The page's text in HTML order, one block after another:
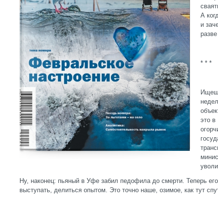
А
и
* * *
это в
Ну, наконец: пьяный в Уфе забил педофила до смерти. Теперь
выступать, делиться опытом. Это точно наше, озимое, как тут